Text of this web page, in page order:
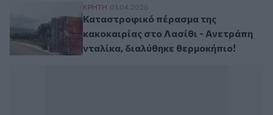
Καταστροφικό πέρασμα της κακοκαιρίας
ΚΡΗΤΗ 01.04.2026
Καταστροφικό πέρασμα της
κακοκαιρίας στο Λασίθι - Ανετράπη
νταλίκα, διαλύθηκε θερμοκήπιο!